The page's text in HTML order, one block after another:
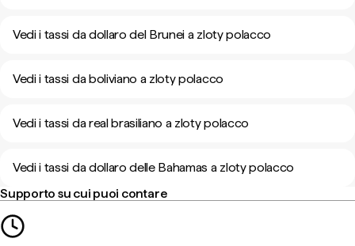
Vedi i tassi da dollaro del Brunei a zloty polacco
Vedi i tassi da boliviano a zloty polacco
Vedi i tassi da real brasiliano a zloty polacco
Vedi i tassi da dollaro delle Bahamas a zloty polacco
Supporto su cui puoi contare